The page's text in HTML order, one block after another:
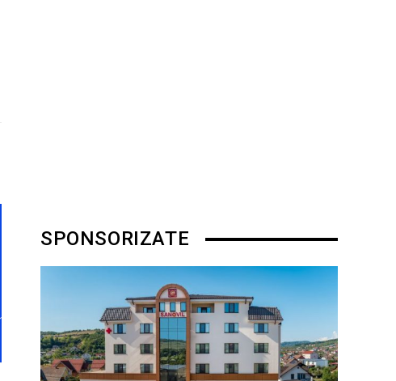
SPONSORIZATE